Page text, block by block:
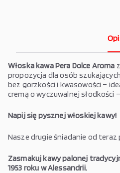
Włoska kawa Pera Dolce Aroma
propozycja dla osób
bez gorzkości i kwasowości –
cremą o wyczuwalnej słodkości
Napij się pysznej włoskiej kawy!
Nasze drugie śniadanie od teraz
Zasmakuj kawy palonej
1953 roku w Alessandrii.